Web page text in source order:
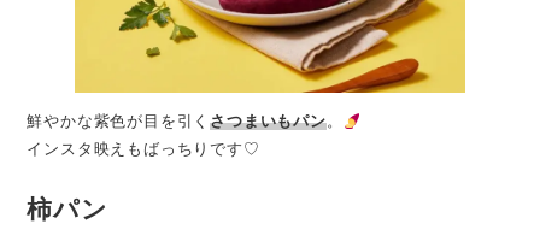
鮮やかな紫色が目を引くさつまいもパン。
インスタ映えもばっちりです♡
柿パン